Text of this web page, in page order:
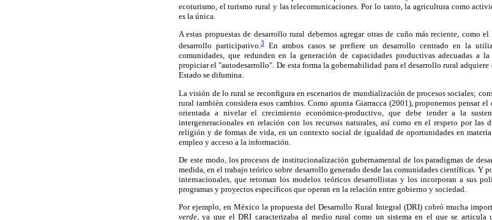
ecoturismo, el turismo rural y las telecomunicaciones. Por lo tanto, la agricultura como
es la única.
A estas propuestas de desarrollo rural debemos agregar otras de cuño más reciente, como
desarrollo participativo.3En ambos casos se prefiere un desarrollo centrado en la
comunidades, que redunden en la generación de capacidades productivas adecuadas a
propiciar el "autodesarrollo". De esta forma la gobernabilidad para el desarrollo rural
Estado se difumina.
La visión de lo rural se reconfigura en escenarios de mundialización de procesos sociales;
rural también considera esos cambios. Como apunta Giarracca (2001), proponemos pensar
orientada a nivelar el crecimiento económico-productivo, que debe tender a la
intergeneracionales en relación con los recursos naturales, así como en el respeto por las
religión y de formas de vida, en un contexto social de igualdad de oportunidades en
empleo y acceso a la información.
De este modo, los procesos de institucionalización gubernamental de los paradigmas de
medida, en el trabajo teórico sobre desarrollo generado desde las comunidades científicas. Y
internacionales, que retoman los modelos teóricos desarrollistas y los incorporan a sus
programas y proyectos específicos que operan en la relación entre gobierno y sociedad.
Por ejemplo, en México la propuesta del Desarrollo Rural Integral (DRI) cobró mucha
verde, ya que el DRI caracterizaba al medio rural como un sistema en el que se articula